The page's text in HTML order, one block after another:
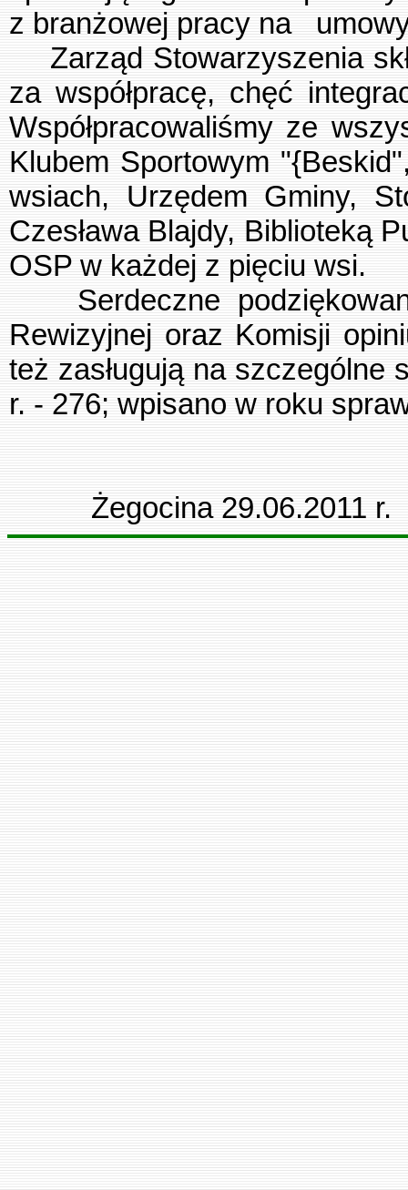
z branżowej pracy na
Zarząd Stowarzyszenia
za współpracę, chęć
Współpracowaliśmy ze
Klubem Sportowym
wsiach, Urzędem Gminy,
Czesława Blajdy, Biblioteką
OSP w każdej z pięciu wsi.
Serdeczne
Rewizyjnej oraz Komisji
też zasługują na szczególne
r. - 276; wpisano w roku
Żegocina 29.06.2011 r.